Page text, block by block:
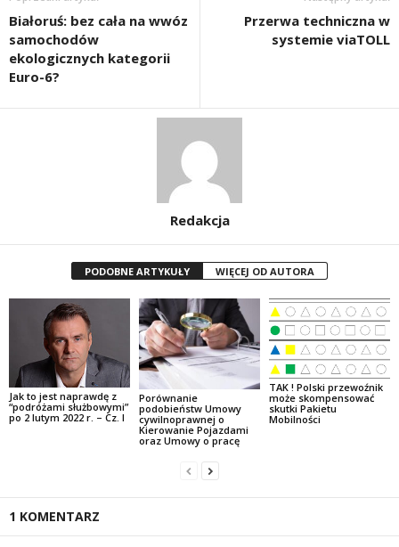
Białoruś: bez cała na wwóz
samochodów
ekologicznych kategorii
Euro-6?
Przerwa techniczna w
systemie viaTOLL
Redakcja
PODOBNE ARTYKUŁY WIĘCEJ OD AUTORA
Jak to jest naprawdę z
“podróżami służbowymi”
po 2 lutym 2022 r. – Cz. I
Porównanie
podobieństw Umowy
cywilnoprawnej o
Kierowanie Pojazdami
oraz Umowy o pracę
TAK ! Polski przewoźnik
może skompensować
skutki Pakietu
Mobilności
1 KOMENTARZ